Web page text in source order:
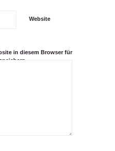
Website
in diesem Browser für